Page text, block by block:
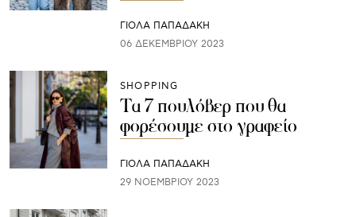
ΓΙΌΛΑ ΠΑΠΑΔΆΚΗ
06 ΔΕΚΕΜΒΡΊΟΥ 2023
SHOPPING
Τα 7 πουλόβερ που θα
φορέσουμε στο γραφείο
ΓΙΌΛΑ ΠΑΠΑΔΆΚΗ
29 ΝΟΕΜΒΡΊΟΥ 2023